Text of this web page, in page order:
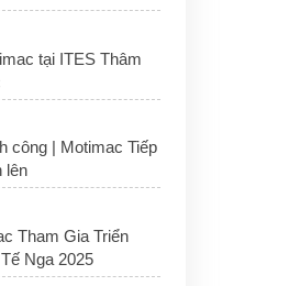
tại ITES Thâm
công | Motimac Tiếp
lên
Tham Gia Triển
Nga 2025